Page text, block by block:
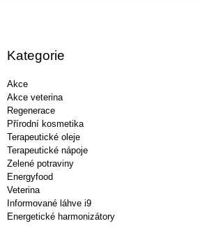
Kategorie
Akce
Akce veterina
Regenerace
Přírodní kosmetika
Terapeutické oleje
Terapeutické nápoje
Zelené potraviny
Energyfood
Veterina
Informované láhve i9
Energetické harmonizátory